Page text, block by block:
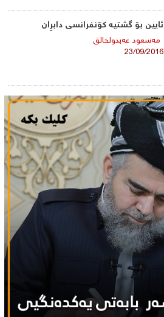
ئایین بۆ گشتیە كۆنفرانسی دابڕان
مه‌سعود عەبدولخالق
23/09/2016